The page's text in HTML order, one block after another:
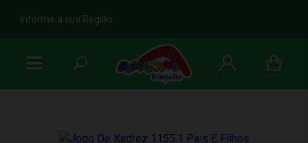
b
Informe a sua Região